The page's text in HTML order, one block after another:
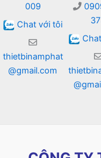
009
Chat với tôi
thietbinamphat
@gmail.com